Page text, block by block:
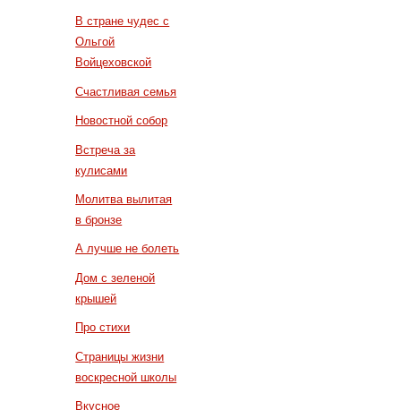
В стране чудес с
Ольгой
Войцеховской
Счастливая семья
Новостной собор
Встреча за
кулисами
Молитва вылитая
в бронзе
А лучше не болеть
Дом с зеленой
крышей
Про стихи
Страницы жизни
воскресной школы
Вкусное